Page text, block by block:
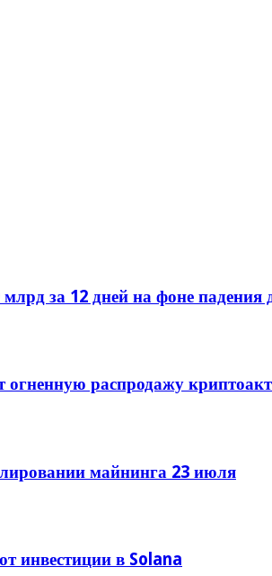
за 12 дней на фоне падения
огненную распродажу
майнинга 23 июля
инвестиции в Solana